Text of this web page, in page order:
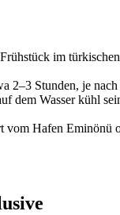
im
2–3 Stunden, je
dem Wasser kühl
vom Hafen Eminönü